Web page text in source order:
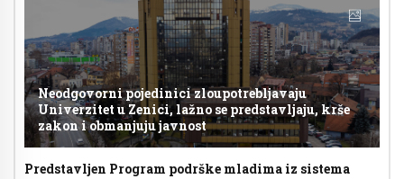
Neodgovorni pojedinici zloupotrebljavaju
Univerzitet u Zenici, lažno se predstavljaju, krše
zakon i obmanjuju javnost
Predstavljen Program podrške mladima iz sistema